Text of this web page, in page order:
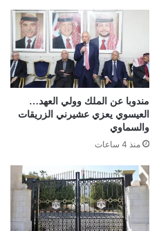
مندوبا عن الملك وولي العهد…
العيسوي يعزي عشيرني الزريقات
والسماوي
منذ 4 ساعات